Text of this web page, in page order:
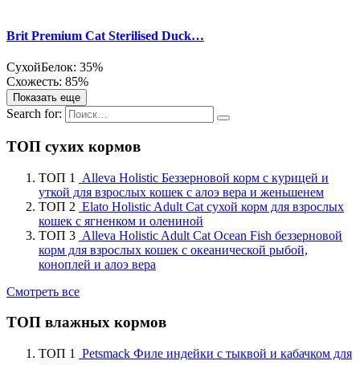
Brit Premium Cat Sterilised Duck…
СухойБелок: 35%
Схожесть: 85%
Показать еще
Search for:
ТОП сухих кормов
ТОП 1
Alleva Holistic Беззерновой корм с курицей и
уткой для взрослых кошек с алоэ вера и женьшенем
ТОП 2 Elato Holistic Adult Cat сухой корм для взрослых
кошек с ягненком и олениной
ТОП 3 Alleva Holistic Adult Cat Ocean Fish беззерновой
корм для взрослых кошек с океанической рыбой,
коноплей и алоэ вера
Смотреть все
ТОП влажных кормов
ТОП 1
Petsmack Филе индейки с тыквой и кабачком для